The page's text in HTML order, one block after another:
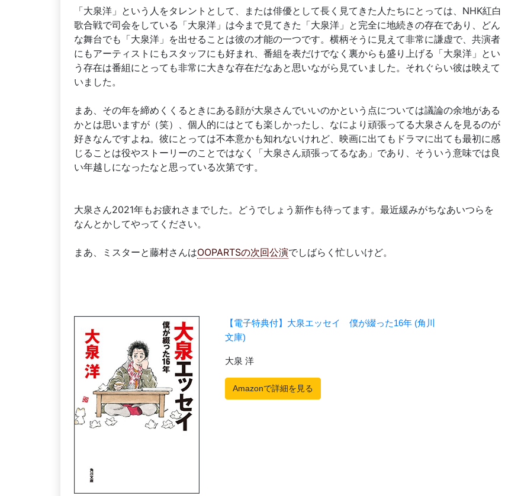
「大泉洋」という人をタレントとして、または俳優として長く見てきた人たちにとっては、NHK紅白
歌合戦で司会をしている「大泉洋」は今まで見てきた「大泉洋」と完全に地続きの存在であり、どん
な舞台でも「大泉洋」を出せることは彼の才能の一つです。横柄そうに見えて非常に謙虚で、共演者
にもアーティストにもスタッフにも好まれ、番組を表だけでなく裏からも盛り上げる「大泉洋」とい
う存在は番組にとっても非常に大きな存在だなあと思いながら見ていました。それぐらい彼は映えて
いました。
まあ、その年を締めくくるときにある顔が大泉さんでいいのかという点については議論の余地がある
かとは思いますが（笑）、個人的にはとても楽しかったし、なにより頑張ってる大泉さんを見るのが
好きなんですよね。彼にとっては不本意かも知れないけれど、映画に出てもドラマに出ても最初に感
じることは役やストーリーのことではなく「大泉さん頑張ってるなあ」であり、そういう意味では良
い年越しになったなと思っている次第です。
大泉さん2021年もお疲れさまでした。どうでしょう新作も待ってます。最近緩みがちなあいつらを
なんとかしてやってください。
まあ、ミスターと藤村さんはOOPARTSの次回公演でしばらく忙しいけど。